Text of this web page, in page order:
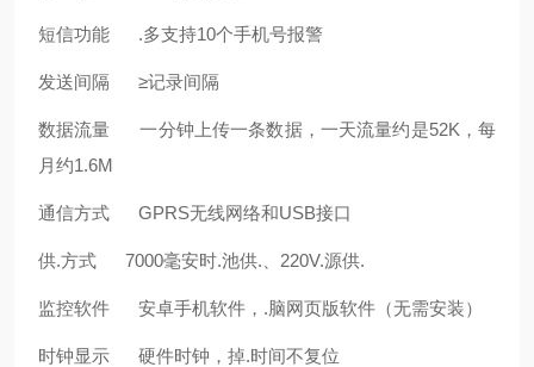
短信功能 .多支持10个手机号报警
发送间隔 ≥记录间隔
数据流量 一分钟上传一条数据，一天流量约是52K，每
月约1.6M
通信方式 GPRS无线网络和USB接口
供.方式 7000毫安时.池供.、220V.源供.
监控软件 安卓手机软件，.脑网页版软件（无需安装）
时钟显示 硬件时钟，掉.时间不复位